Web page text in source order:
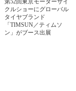
第52回東京モーターサイ
クルショーにグローバル
タイヤブランド
「TIMSUN／ティムソ
ン」がブース出展